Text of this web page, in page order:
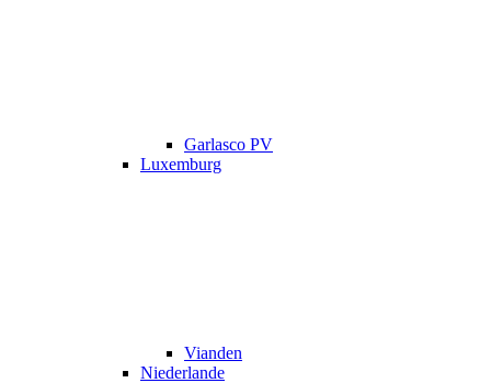
Garlasco PV
Luxemburg
Vianden
Niederlande